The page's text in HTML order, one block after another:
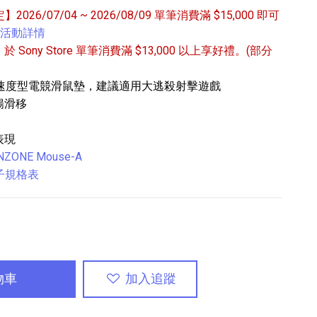
個產品
】2026/07/04 ~ 2026/08/09 單筆消費滿 $15,000 即可
動詳情
Sony Store 單筆消費滿 $13,000 以上享好禮。(部分
度型電競滑鼠墊，建議適用大逃殺射擊遊戲
滑移
現
Mouse-A
規格表
車 加入追蹤